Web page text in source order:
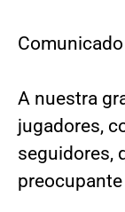
Comunicado
A nuestra
jugadores,
seguidores,